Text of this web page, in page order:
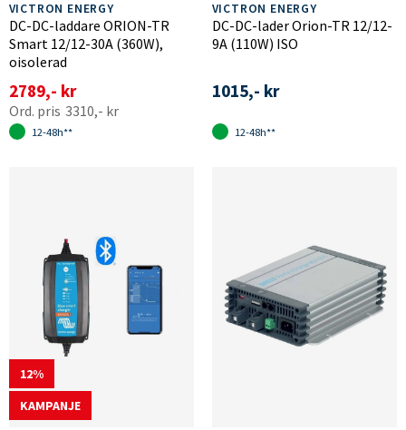
VICTRON ENERGY
DC-DC-laddare ORION-TR
Smart 12/12-30A (360W),
oisolerad
2789,- kr
3310,- kr
12-48h**
VICTRON ENERGY
DC-DC-lader Orion-TR 12/12-
9A (110W) ISO
1015,- kr
12-48h**
12
KAMPANJE